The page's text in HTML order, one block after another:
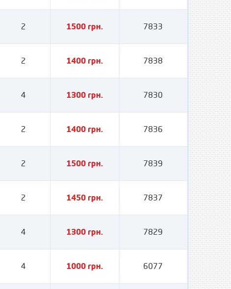
2 1500 грн. 7833
2 1400 грн. 7838
4 1300 грн. 7830
2 1400 грн. 7836
2 1500 грн. 7839
2 1450 грн. 7837
4 1300 грн. 7829
4 1000 грн. 6077